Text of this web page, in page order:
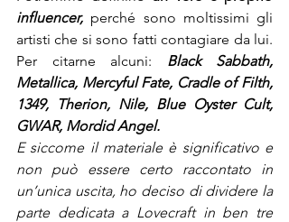
influencer, perché sono moltissimi gli
artisti che si sono fatti contagiare da lui.
Per citarne alcuni: Black Sabbath,
Metallica, Mercyful Fate, Cradle of Filth,
1349, Therion, Nile, Blue Oyster Cult,
GWAR, Mordid Angel.
E siccome il materiale è significativo e
non può essere certo raccontato in
un’unica uscita, ho deciso di dividere la
parte dedicata a Lovecraft in ben tre